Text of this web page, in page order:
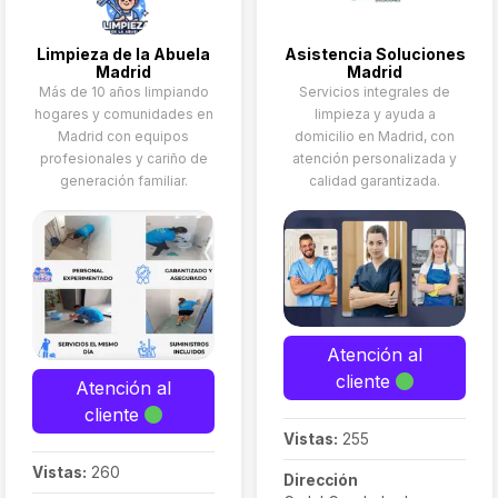
incluso nuestro
personal se
encargará
delmantenimiento
integral del
Limpieza de la Abuela
Madrid
Más de 10 años limpiando
hogares y comunidades en
Madrid con equipos
profesionales y cariño de
generación familiar.
Atención al
cliente
Vistas: 260
Asistencia Soluciones
Madrid
Servicios integrales de
limpieza y ayuda a
domicilio en Madrid, con
atención personalizada y
calidad garantizada.
Atención al
cliente
Vistas: 255
Dirección